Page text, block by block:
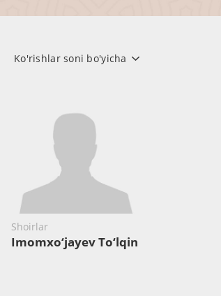
Ko'rishlar soni bo'yicha
Shoirlar
Imomxo‘jayev To‘lqin